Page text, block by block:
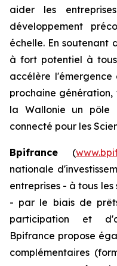
aider les
développement
échelle. En soutenant
à fort potentiel à
accélère
prochaine
la Wallonie un pôle
connecté pour les
Bpifrance (
nationale
entreprises - à tous
- par le biais de
participation et
Bpifrance propose
complémentaires